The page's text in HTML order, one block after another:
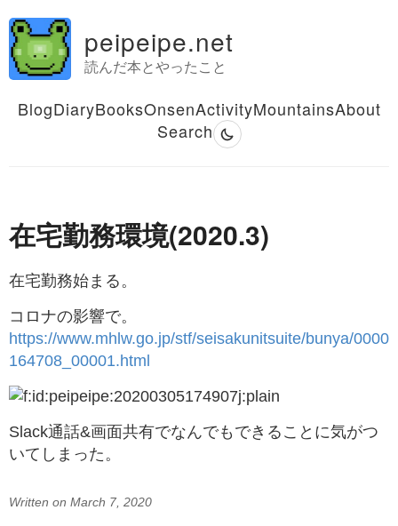
peipeipe.net
読んだ本とやったこと
BlogDiaryBooksOnsenActivityMountainsAbout
Search
在宅勤務環境(2020.3)
在宅勤務始まる。
コロナの影響で。
https://www.mhlw.go.jp/stf/seisakunitsuite/bunya/0000
164708_00001.html
Slack通話&画面共有でなんでもできることに気がつ
いてしまった。
Written on March 7, 2020